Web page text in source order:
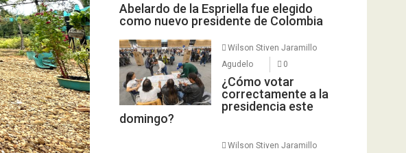
Abelardo de la Espriella fue elegido
como nuevo presidente de Colombia
Wilson Stiven Jaramillo
Agudelo
0
¿Cómo votar
correctamente a la
presidencia este
domingo?
Wilson Stiven Jaramillo